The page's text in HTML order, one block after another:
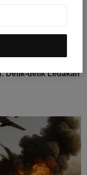
Detik-detik Ledakan